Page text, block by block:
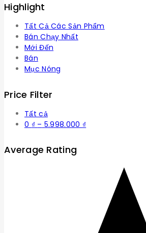
Highlight
Tất Cả Các Sản Phẩm
Bán Chạy Nhất
Mới Đến
Bán
Mục Nóng
Price Filter
Tất cả
0 ₫ – 5.998.000 ₫
5.998.000 ₫
Average Rating